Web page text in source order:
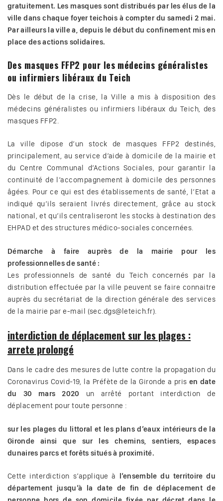
gratuitement. Les masques sont distribués par les élus de la
ville dans chaque foyer teichois à compter du samedi 2 mai.
Par ailleurs la ville a, depuis le début du confinement mis en
place des actions solidaires.
Des masques FFP2 pour les médecins généralistes
ou infirmiers libéraux du Teich
Dès le début de la crise, la Ville a mis à disposition des
médecins généralistes ou infirmiers libéraux du Teich, des
masques FFP2.
La ville dipose d’un stock de masques FFP2 destinés,
principalement, au service d’aide à domicile de la mairie et
du Centre Communal d’Actions Sociales, pour garantir la
continuité de l’accompagnement à domicile des personnes
âgées. Pour ce qui est des établissements de santé, l’Etat a
indiqué qu’ils seraient livrés directement, grâce au stock
national, et qu’ils centraliseront les stocks à destination des
EHPAD et des structures médico-sociales concernées.
Démarche à faire auprès de la mairie pour les
professionnelles de santé :
Les professionnels de santé du Teich concernés par la
distribution effectuée par la ville peuvent se faire connaitre
auprès du secrétariat de la direction générale des services
de la mairie par e-mail (sec.dgs@leteich.fr).
interdiction de déplacement sur les plages :
arrete prolongé
Dans le cadre des mesures de lutte contre la propagation du
Coronavirus Covid-19, la Préfète de la Gironde a pris en date
du 30 mars 2020 un arrêté portant interdiction de
déplacement pour toute personne :
sur les plages du littoral et les plans d’eaux intérieurs de la
Gironde ainsi que sur les chemins, sentiers, espaces
dunaires parcs et forêts situés à proximité.
Cette interdiction s’applique à
l’ensemble du territoire du
département jusqu’à la date de fin de déplacement de